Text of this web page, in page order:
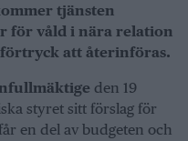
tjänsten
för våld i nära relation
att återinföras.
den 19
styret sitt förslag för
en del av budgeten och